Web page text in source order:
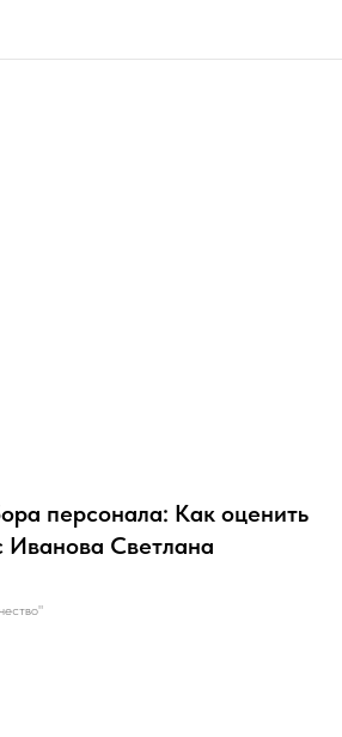
персонала: Как оценить
Иванова Светлана